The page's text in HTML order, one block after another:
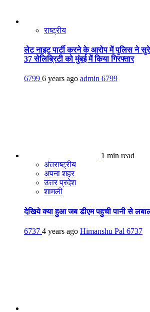
राष्ट्रीय
लेट नाइट पार्टी करने के आरोप में पुलिस ने
37 सेलिब्रिटी को मुंबई में किया गिरफ्तार
6799 6 years ago admin 6799
1 min read
अंतराष्ट्रीय
अपना शहर
उत्तर प्रदेश
शामली
देखिये क्या हुआ जब डीएम पहुची पानी से
6737 4 years ago Himanshu Pal 6737